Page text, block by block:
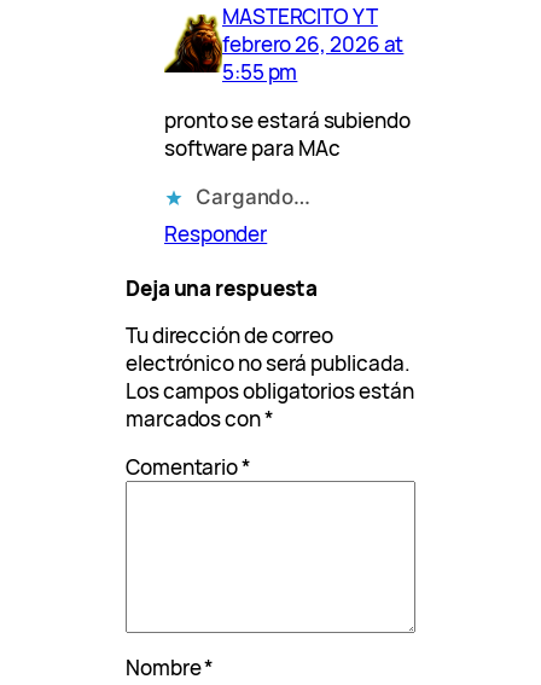
MASTERCITO YT
febrero 26, 2026 at
5:55 pm
pronto se estará subiendo
software para MAc
Cargando…
Responder
Deja una respuesta
Tu dirección de correo
electrónico no será publicada.
Los campos obligatorios están
marcados con*
Comentario*
Nombre*